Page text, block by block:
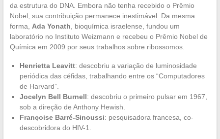
da estrutura do DNA. Embora não tenha recebido o Prêmio
Nobel, sua contribuição permanece inestimável. Da mesma
forma, Ada Yonath , bioquímica israelense, fundou um
laboratório no Instituto Weizmann e recebeu o Prêmio Nobel de
Química em 2009 por seus trabalhos sobre ribossomos.
Henrietta Leavitt: descobriu a variação de luminosidade
periódica das céfidas, trabalhando entre os “Computadores
de Harvard”.
Jocelyn Bell Burnell: descobriu o primeiro pulsar em 1967,
sob a direção de Anthony Hewish.
Françoise Barré-Sinoussi: pesquisadora francesa, co-
descobridora do HIV-1.